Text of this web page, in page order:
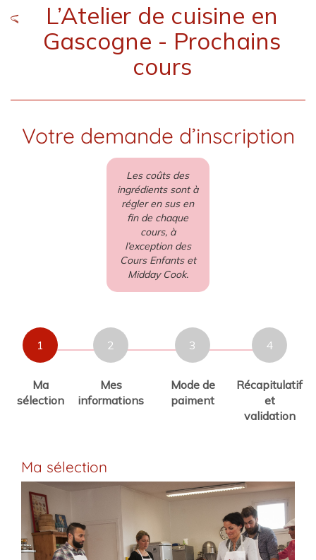
L’Atelier de cuisine en
Gascogne - Prochains
cours
Votre demande d’inscription
Les coûts des
ingrédients sont à
régler en sus en
fin de chaque
cours, à
l’exception des
Cours Enfants et
Midday Cook.
1
Ma
sélection
2
Mes
informations
3
Mode de
paiment
4
Récapitulatif
et
validation
Ma sélection